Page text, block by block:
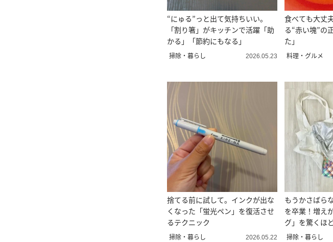
“にゅる”っと出て気持ちいい。
「割り箸」がキッチンで活躍「助
かる」「節約にもなる」
掃除・暮らし 2026.05.23
食べても大丈
る“赤い塊”の
た」
料理・グルメ
捨てる前に試して。インクが出な
くなった「蛍光ペン」を復活させ
るテクニック
掃除・暮らし 2026.05.22
もうかさばら
を卒業！増え
グ」を驚くほ
るワザ”
掃除・暮らし